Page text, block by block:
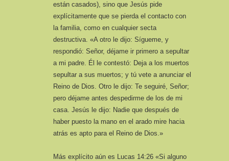
están casados), sino que Jesús pide
explícitamente que se pierda el contacto con
la familia, como en cualquier secta
destructiva. «A otro le dijo: Sígueme, y
respondió: Señor, déjame ir primero a sepultar
a mi padre. Él le contestó: Deja a los muertos
sepultar a sus muertos; y tú vete a anunciar el
Reino de Dios. Otro le dijo: Te seguiré, Señor;
pero déjame antes despedirme de los de mi
casa. Jesús le dijo: Nadie que después de
haber puesto la mano en el arado mire hacia
atrás es apto para el Reino de Dios.»
Más explícito aún es Lucas 14:26 «Si alguno